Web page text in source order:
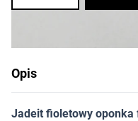
Opis
Jadeit fioletowy oponka